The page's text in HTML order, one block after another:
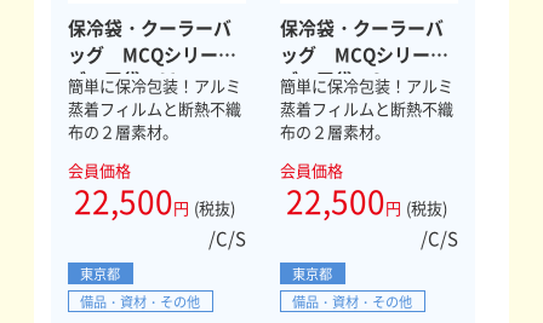
保冷袋・クーラーバ
ッグ MCQシリー
ズ 平袋 Ｍ
簡単に保冷包装！アルミ
蒸着フィルムと断熱不織
布の２層素材。
会員価格
22,500円 (税抜)
/C/S
東京都
備品・資材・その他
保冷袋・クーラーバ
ッグ MCQシリー
ズ 平袋 S
簡単に保冷包装！アルミ
蒸着フィルムと断熱不織
布の２層素材。
会員価格
22,500円 (税抜)
/C/S
東京都
備品・資材・その他